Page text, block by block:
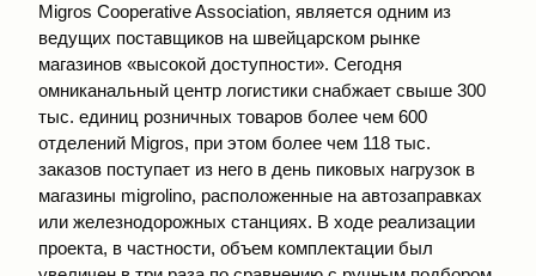
Migros Cooperative Association, является одним из
ведущих поставщиков на швейцарском рынке
магазинов «высокой доступности». Сегодня
омниканальный центр логистики снабжает свыше 300
тыс. единиц розничных товаров более чем 600
отделений Migros, при этом более чем 118 тыс.
заказов поступает из него в день пиковых нагрузок в
магазины migrolino, расположенные на автозаправках
или железнодорожных станциях. В ходе реализации
проекта, в частности, объем комплектации был